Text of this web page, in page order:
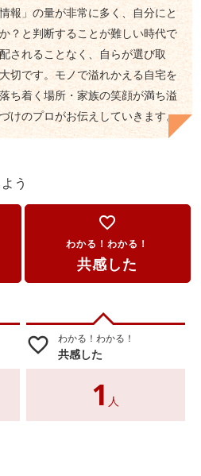
報」の量が非常に多く、自分にと
？と判断することが難しい時代で
されることなく、自らが選び取
切です。モノで溢れかえる自宅を
ち着く場所・家族の笑顔が満ち溢
けのプロがお伝えしていきます。
う
favorite_border
わかる！わかる！
共感した
favorite_border わかる！わかる！
共感した
1 人